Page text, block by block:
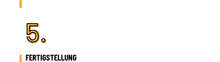
5.
FERTIGSTELLUNG